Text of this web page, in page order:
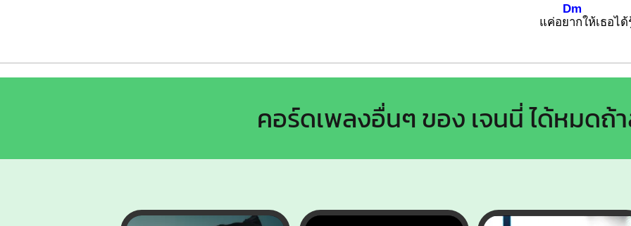
แค่อย
Dm
ากให้เธอได้
คอร์ดเพลงอื่นๆ ของ เจนนี่ ได้หมดถ้